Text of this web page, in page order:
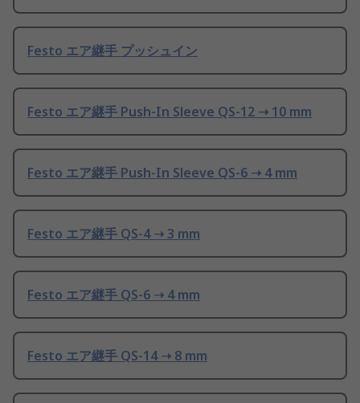
Festo エア継手 プッシュイン
Festo エア継手 Push-In Sleeve QS-12 ➝ 10 mm
Festo エア継手 Push-In Sleeve QS-6 ➝ 4 mm
Festo エア継手 QS-4 ➝ 3 mm
Festo エア継手 QS-6 ➝ 4 mm
Festo エア継手 QS-14 ➝ 8 mm